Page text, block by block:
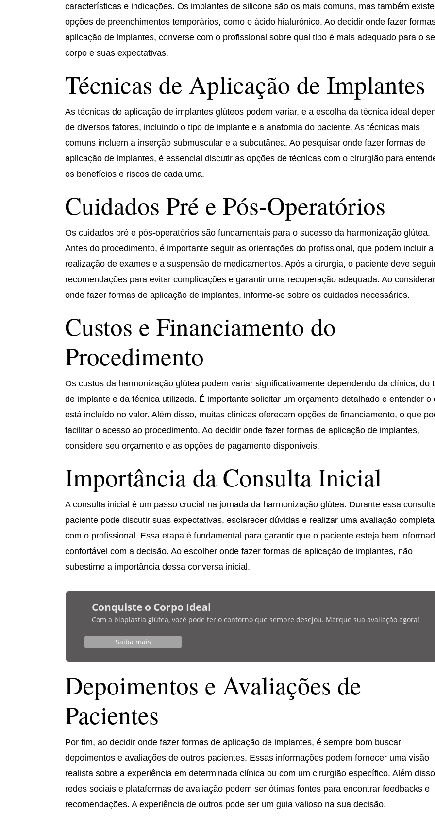
características e indicações. Os implantes de silicone são os mais comuns, mas também
opções de preenchimentos temporários, como o ácido hialurônico. Ao decidir onde fazer
aplicação de implantes, converse com o profissional sobre qual tipo é mais adequado para o
corpo e suas expectativas.
Técnicas de Aplicação de Implantes
As técnicas de aplicação de implantes glúteos podem variar, e a escolha da técnica ideal
de diversos fatores, incluindo o tipo de implante e a anatomia do paciente. As técnicas mais
comuns incluem a inserção submuscular e a subcutânea. Ao pesquisar onde fazer formas de
aplicação de implantes, é essencial discutir as opções de técnicas com o cirurgião para
os benefícios e riscos de cada uma.
Cuidados Pré e Pós-Operatórios
Os cuidados pré e pós-operatórios são fundamentais para o sucesso da harmonização glútea.
Antes do procedimento, é importante seguir as orientações do profissional, que podem incluir a
realização de exames e a suspensão de medicamentos. Após a cirurgia, o paciente deve
recomendações para evitar complicações e garantir uma recuperação adequada. Ao
onde fazer formas de aplicação de implantes, informe-se sobre os cuidados necessários.
Custos e Financiamento do
Procedimento
Os custos da harmonização glútea podem variar significativamente dependendo da clínica, do
de implante e da técnica utilizada. É importante solicitar um orçamento detalhado e entender o
está incluído no valor. Além disso, muitas clínicas oferecem opções de financiamento, o que
facilitar o acesso ao procedimento. Ao decidir onde fazer formas de aplicação de implantes,
considere seu orçamento e as opções de pagamento disponíveis.
Importância da Consulta Inicial
A consulta inicial é um passo crucial na jornada da harmonização glútea. Durante essa
paciente pode discutir suas expectativas, esclarecer dúvidas e realizar uma avaliação completa
com o profissional. Essa etapa é fundamental para garantir que o paciente esteja bem
confortável com a decisão. Ao escolher onde fazer formas de aplicação de implantes, não
subestime a importância dessa conversa inicial.
Conquiste o Corpo Ideal
Com a bioplastia glútea, você pode ter o contorno que sempre desejou. Marque sua avaliação agora!
Saiba mais
Depoimentos e Avaliações de
Pacientes
Por fim, ao decidir onde fazer formas de aplicação de implantes, é sempre bom buscar
depoimentos e avaliações de outros pacientes. Essas informações podem fornecer uma visão
realista sobre a experiência em determinada clínica ou com um cirurgião específico. Além
redes sociais e plataformas de avaliação podem ser ótimas fontes para encontrar feedbacks e
recomendações. A experiência de outros pode ser um guia valioso na sua decisão.